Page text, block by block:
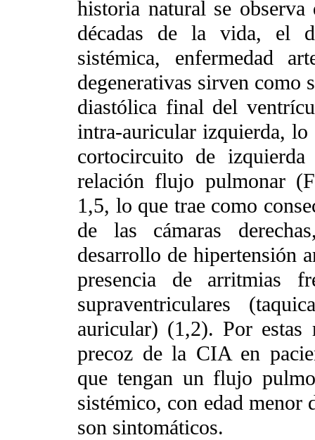
historia natural se
décadas de la vida, el
sistémica, enfermedad
degenerativas sirven como
diastólica final del
intra-auricular izquierda, lo
cortocircuito de
relación flujo pulmonar
1,5, lo que trae como
de las cámaras
desarrollo de hipertensión
presencia de arritmias
supraventriculares
auricular) (1,2). Por estas
precoz de la CIA en
que tengan un flujo
sistémico, con edad menor
son sintomáticos.